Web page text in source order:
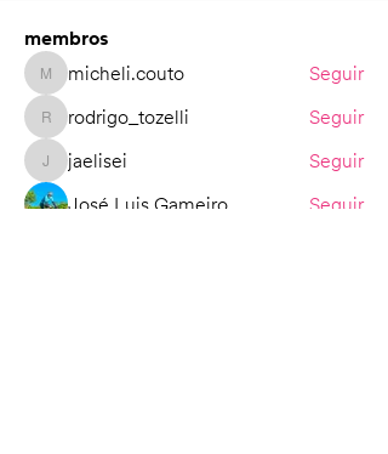
membros
micheli.couto
micheli.couto Seguir
rodrigo_tozelli
rodrigo_tozelli Seguir
jaeliseijaelisei
Seguir
José Luis Gameiro
Seguir